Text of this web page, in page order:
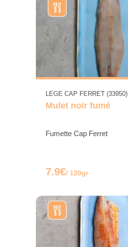
LEGE CAP FERRET (33950)
Mulet noir fumé
Fumette Cap Ferret
7.9€/ 120gr